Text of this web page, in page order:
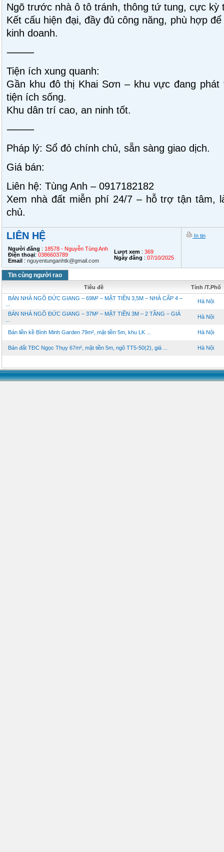
Ngõ trước nhà ô tô tránh, thông tứ tung, cực kỳ
Kết cấu hiện đại, đầy đủ công năng, phù hợp
kinh doanh.
⸻
Tiện ích xung quanh:
Gần khu đô thị Khai Sơn – khu vực đang phát
tiện ích sống.
Khu dân trí cao, an ninh tốt.
⸻
Pháp lý: Sổ đỏ chính chủ, sẵn sàng giao dịch.
Giá bán:
Liên hệ: Tùng Anh – 0917182182
Xem nhà đất miễn phí 24/7 – hỗ trợ tận tâm,
chủ.
LIÊN HỆ
Người đăng : 18578 - Nguyễn Tùng Anh
Điện thoại: 0386603789
Email : nguyentunganhtk@gmail.com
Lượt xem : 369
Ngày đăng : 07/10/2025
In tin
Tin cùng người rao
Tiêu đề
Tỉnh /T.Phố
BÁN NHÀ NGÕ ĐỨC GIANG – 69M² – MẶT TIỀN 3,5M – NHÀ CẤP 4 –
Hà Nội
BÁN NHÀ NGÕ ĐỨC GIANG – 37M² – MẶT TIỀN 3M – 2 TẦNG – GIÁ
Hà Nội
Bán liền kề Bình Minh Garden 79m², mặt tiền 5m, khu LK ... Hà Nội
Bán đất TĐC Ngọc Thụy 67m², mặt tiền 5m, ngõ TT5-50(2), giá ... Hà Nội